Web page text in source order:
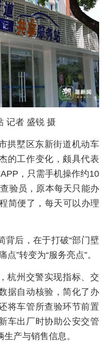
记者 盛锐 摄
拱墅区东新街道机动车
的工作变化，颇具代表
，只需手机操作约10
验员，原本每天只能办
简便了，每天可以办理
背后，在于打破“部门壁
点”转变为“服务亮点”。
杭州交警实现指标、交
据自动核验，简化了办
将车管所查验环节前置
车出厂时协助公安交管
产与销售信息。